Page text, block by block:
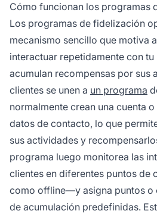
Cómo funcionan los programas
Los programas de fidelización
mecanismo sencillo que motiva
interactuar repetidamente con
acumulan recompensas por sus
clientes se unen a un programa
normalmente crean una cuenta
datos de contacto, lo que
sus actividades y
programa luego monitorea las
clientes en diferentes puntos
como offline—y asigna puntos o
de acumulación predefinidas.